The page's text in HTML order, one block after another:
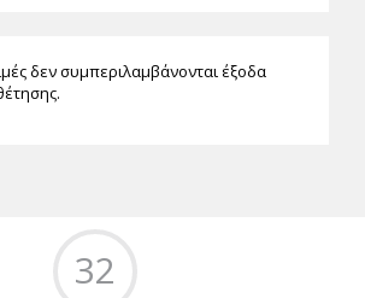
δεν συμπεριλαμβάνονται έξοδα
32